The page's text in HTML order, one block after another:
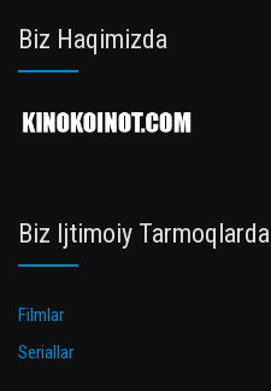
Biz Haqimizda
Biz Ijtimoiy Tarmoqlarda
Filmlar
Seriallar